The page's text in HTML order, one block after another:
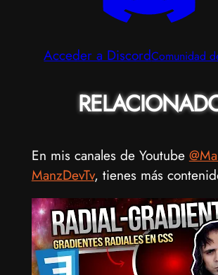
Acceder a DiscordComunidad
En mis canales de Youtube
ManzDevTv, tienes más